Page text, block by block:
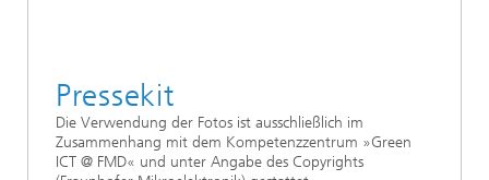
Pressekit
Die Verwendung der Fotos ist ausschließlich im
Zusammenhang mit dem Kompetenzzentrum »Green
ICT @ FMD« und unter Angabe des Copyrights